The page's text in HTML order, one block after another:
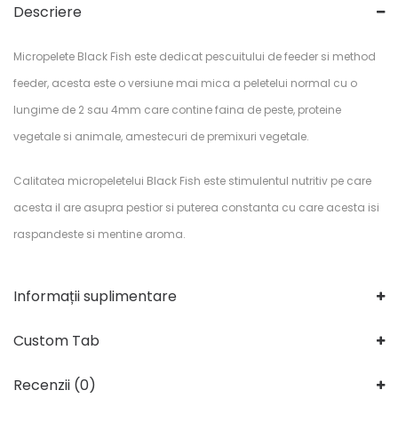
Descriere
Micropelete Black Fish este dedicat pescuitului de feeder si method
feeder, acesta este o versiune mai mica a peletelui normal cu o
lungime de 2 sau 4mm care contine faina de peste, proteine
vegetale si animale, amestecuri de premixuri vegetale.
Calitatea micropeletelui Black Fish este stimulentul nutritiv pe care
acesta il are asupra pestior si puterea constanta cu care acesta isi
raspandeste si mentine aroma.
Informații suplimentare
Custom Tab
Recenzii (0)